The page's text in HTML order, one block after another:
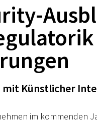
Künstlicher
im kommenden